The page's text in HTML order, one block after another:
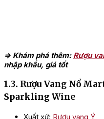
=> Khám phá thêm: Rượu
nhập khẩu, giá tốt
1.3. Rượu Vang Nổ
Sparkling Wine
Xuất xứ: Rượu vang Ý